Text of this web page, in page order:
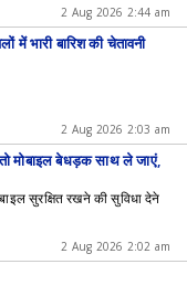
2 Aug 2026 2:44 am
भारी बारिश की चेतावनी
2 Aug 2026 2:03 am
मोबाइल बेधड़क साथ ले जाएं,
सुरक्षित रखने की सुविधा देने
2 Aug 2026 2:02 am